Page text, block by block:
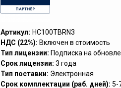
Артикул: HC100TBRN3
НДС (22%): Включен в стоимость
Тип лицензии: Подписка на
Срок лицензии: 3 года
Тип поставки: Электронная
Срок комплектации (раб. дней): 5-